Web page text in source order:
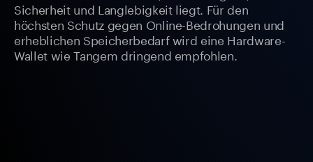
Sicherheit und Langlebigkeit liegt. Für den
höchsten Schutz gegen Online-Bedrohungen und
erheblichen Speicherbedarf wird eine Hardware-
Wallet wie Tangem dringend empfohlen.